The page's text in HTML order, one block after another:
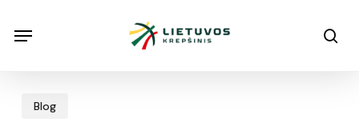
Menu
Blog